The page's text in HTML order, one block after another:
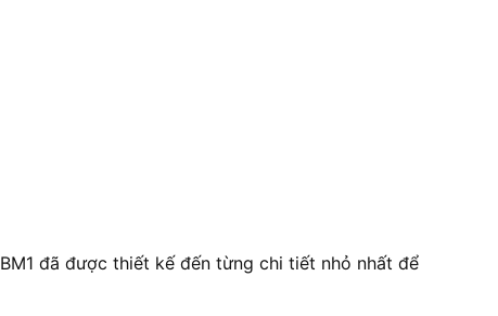
đã được thiết kế đến từng chi tiết nhỏ nhất để